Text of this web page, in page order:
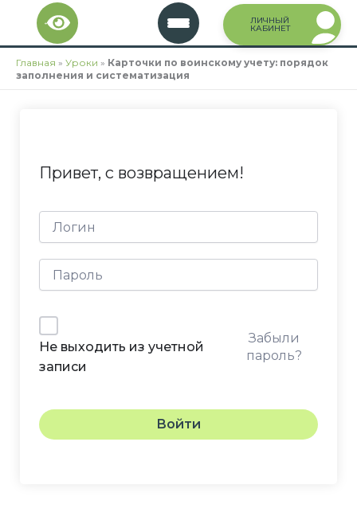
Перейти
содержимому
ЛИЧНЫЙ
КАБИНЕТ
Главная » Уроки » Карточки по воинскому учету: порядок
заполнения и систематизация
Привет, с возвращением!
Не выходить из учетной
записи
Забыли
пароль?
Войти